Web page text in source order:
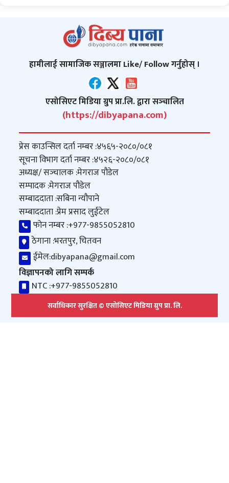
हामीलाई सामाजिक सञ्जालमा Like/ Follow गर्नुहोस् ।
एसोसिएट मिडिया ग्रुप प्रा.लि. द्वारा सञ्‍चालित
(https://dibyapana.com)
प्रेस काउन्सिल दर्ता नम्बर :४५६५-२०८०/०८१
सूचना विभाग दर्ता नम्बर :४५२६-२०८०/०८१
अध्यक्ष/ सञ्‍चालक :मेगराज पौडेल
सम्पादक :मेगराज पौडेल
सम्बाददाता :सबिना न्यौपाने
सम्बाददाता :प्रेम प्रसाद लुईटेल
फोन नम्बर :+977-9855052810
ठेगाना :भरतपुर, चितवन
ईमेल:dibyapana@gmail.com
विज्ञापनको लागि सम्पर्क
NTC :+977-9855052810
सर्वाधिकार सुरक्षित © एसोसिएट मिडिया ग्रुप प्रा. लि.